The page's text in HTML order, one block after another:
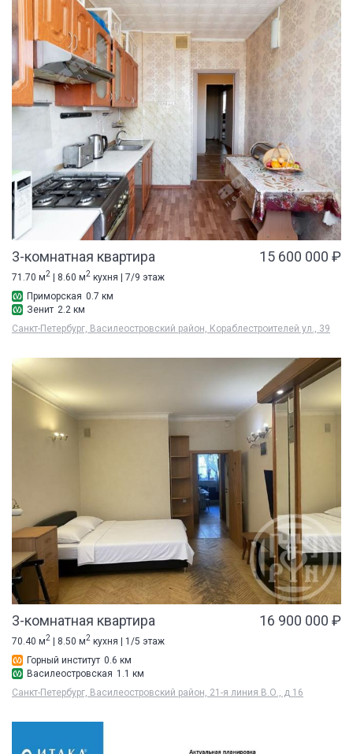
3-комнатная квартира 15 600 000 ₽
71.70 м2 | 8.60 м2 кухня | 7/9 этаж
Приморская 0.7 км
Зенит 2.2 км
Санкт-Петербург, Василеостровский район, Кораблестроителей ул., 39
3-комнатная квартира 16 900 000 ₽
70.40 м2 | 8.50 м2 кухня | 1/5 этаж
Горный институт 0.6 км
Василеостровская 1.1 км
Санкт-Петербург, Василеостровский район, 21-я линия В.О., д 16